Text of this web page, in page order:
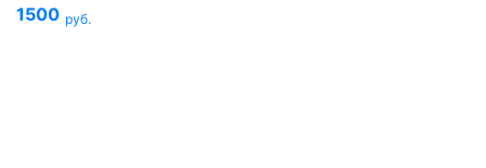
1500 руб.